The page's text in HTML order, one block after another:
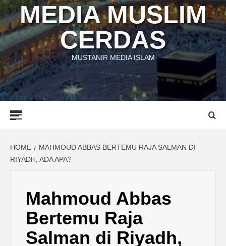
MEDIA MUSLIM
CERDAS
MUSTANIR MEDIA ISLAM
HOME
MAHMOUD ABBAS BERTEMU RAJA SALMAN DI
RIYADH, ADA APA?
Mahmoud Abbas
Bertemu Raja
Salman di Riyadh,